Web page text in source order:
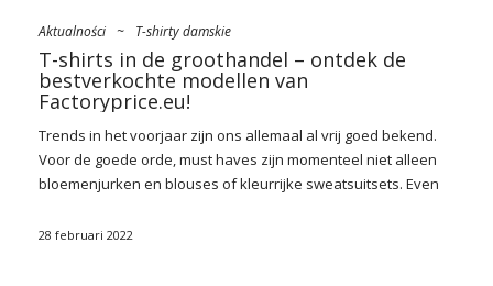
Aktualności ~ T-shirty damskie
T-shirts in de groothandel – ontdek de
bestverkochte modellen van
Factoryprice.eu!
Trends in het voorjaar zijn ons allemaal al vrij goed bekend.
Voor de goede orde, must haves zijn momenteel niet alleen
bloemenjurken en blouses of kleurrijke sweatsuitsets. Even
blazers,jeans
28 februari 2022